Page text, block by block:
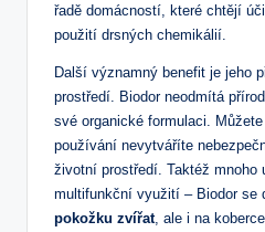
řadě domácností, které chtějí
použití drsných chemikálií.
Další významný benefit je jeho
prostředí. Biodor neodmítá
své organické formulaci.
používání nevytváříte
životní prostředí. Taktéž mnoho
multifunkční využití – Biodor se
pokožku zvířat, ale i na